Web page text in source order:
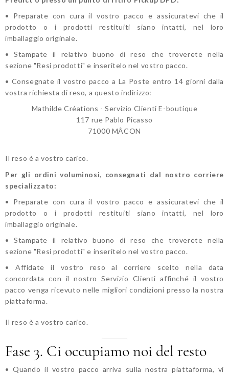
• Preparate con cura il vostro pacco e assicuratevi che il
prodotto o i prodotti restituiti siano intatti, nel loro
imballaggio originale.
•Stampate il relativo buono di reso che troverete nella
sezione "Resi prodotti" e inseritelo nel vostro pacco.
• Consegnate il vostro pacco a La Poste entro 14 giorni dalla
vostra richiesta di reso, a questo indirizzo:
Mathilde Créations - Servizio Clienti E-boutique
117 rue Pablo Picasso
71000 MÂCON
Il reso è a vostro carico.
Per gli ordini voluminosi, consegnati dal nostro corriere
specializzato:
• Preparate con cura il vostro pacco e assicuratevi che il
prodotto o i prodotti restituiti siano intatti, nel loro
imballaggio originale.
• Stampate il relativo buono di reso che troverete nella
sezione "Resi prodotti" e inseritelo nel vostro pacco.
• Affidate il vostro reso al corriere scelto nella data
concordata con il nostro Servizio Clienti affinché il vostro
pacco venga ricevuto nelle migliori condizioni presso la nostra
piattaforma.
Il reso è a vostro carico.
Fase 3. Ci occupiamo noi del resto
• Quando il vostro pacco arriva sulla nostra piattaforma, vi